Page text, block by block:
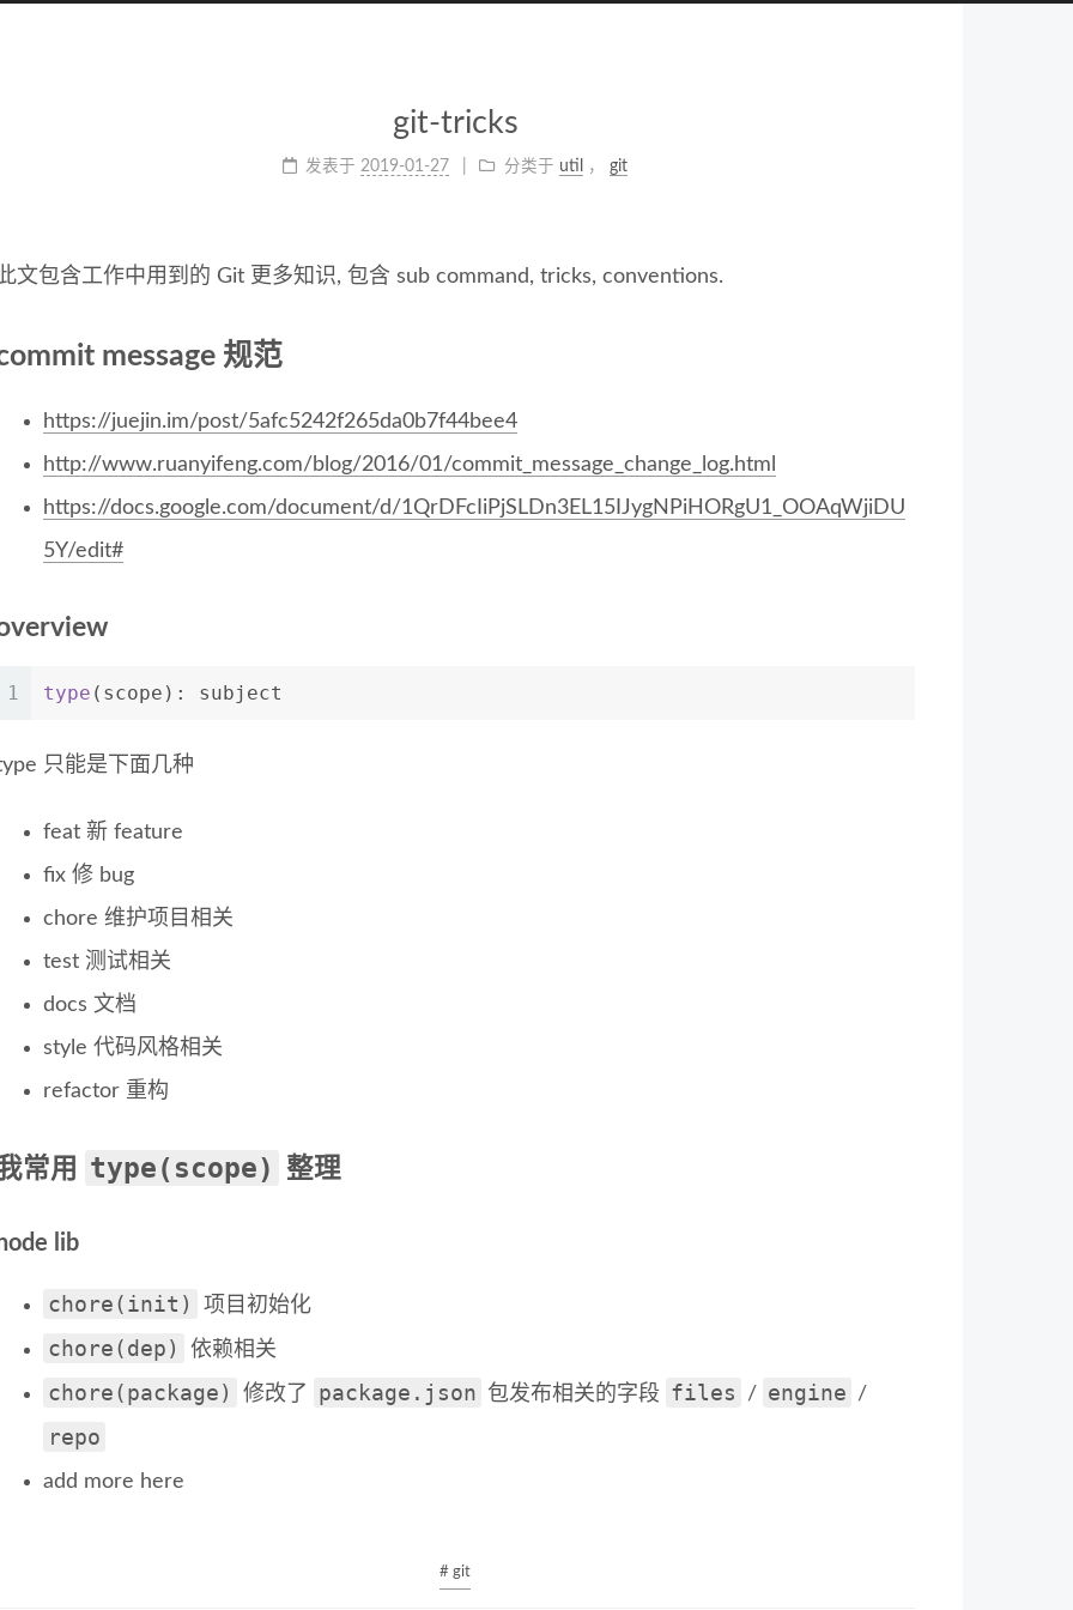
git-tricks
发表于 2019-01-27 分类于 util ，git
文包含工作中用到的 Git 更多知识, 包含 sub command, tricks, conventions.
message 规范
https://juejin.im/post/5afc5242f265da0b7f44bee4
http://www.ruanyifeng.com/blog/2016/01/commit_message_change_log.html
https://docs.google.com/document/d/1QrDFcIiPjSLDn3EL15IJygNPiHORgU1_OOAqWjiDU
5Y/edit#
1 type (scope): subject
只能是下面几种
feat 新 feature
fix 修 bug
chore 维护项目相关
test 测试相关
docs 文档
style 代码风格相关
refactor 重构
常用 type(scope) 整理
lib
chore(init) 项目初始化
chore(dep) 依赖相关
chore(package) 修改了 package.json 包发布相关的字段 files / engine /
repo
add more here
# git